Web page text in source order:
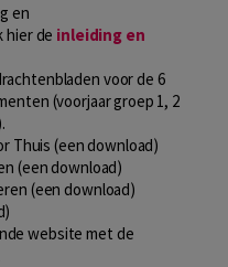
en
hier de inleiding en
voor de 6
(voorjaar groep 1, 2
Thuis (een download)
(een download)
(een download)
website met de